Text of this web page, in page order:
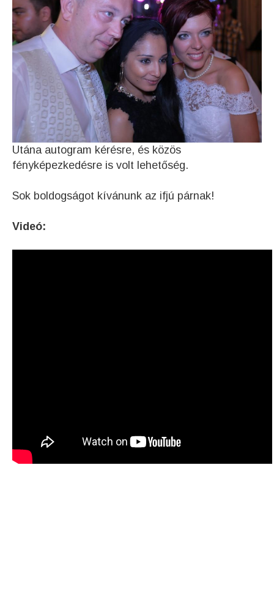
Utána autogram kérésre, és közös
fényképezkedésre is volt lehetőség.
Sok boldogságot kívánunk az ifjú párnak!
Videó: